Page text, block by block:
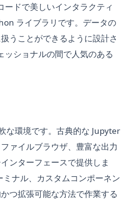
ドで美しいインタラクティ
ライブラリです。データの
うことができるように設計さ
ショナルの間で人気のある
な環境です。古典的な Jupyter
ァイルブラウザ、豊富な出力
ンターフェースで提供しま
ナル、カスタムコンポーネン
つ拡張可能な方法で作業する